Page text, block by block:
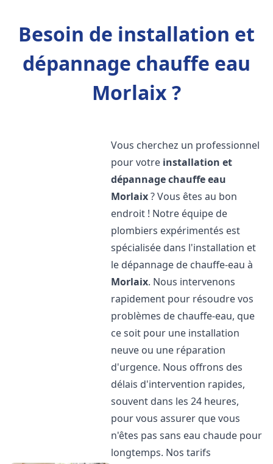
Besoin de installation et
dépannage chauffe eau
Morlaix ?
Vous cherchez un professionnel
pour votre installation et
dépannage chauffe eau
Morlaix? Vous êtes au bon
endroit ! Notre équipe de
plombiers expérimentés est
spécialisée dans l'installation et
le dépannage de chauffe-eau à
Morlaix. Nous intervenons
rapidement pour résoudre vos
problèmes de chauffe-eau, que
ce soit pour une installation
neuve ou une réparation
d'urgence. Nous offrons des
délais d'intervention rapides,
souvent dans les 24 heures,
pour vous assurer que vous
n'êtes pas sans eau chaude pour
longtemps. Nos tarifs